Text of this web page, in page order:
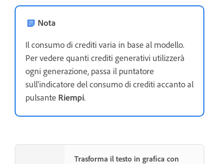
Nota
Il consumo di crediti varia in base al modello.
Per vedere quanti crediti generativi utilizzerà
ogni generazione, passa il puntatore
sull'indicatore del consumo di crediti accanto al
pulsante Riempi.
Trasforma il testo in grafica con